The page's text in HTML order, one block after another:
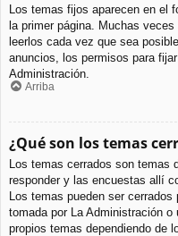
Los temas fijos aparecen en el
la primer página. Muchas
leerlos cada vez que sea
anuncios, los permisos para
Administración.
Arriba
¿Qué son los temas
Los temas cerrados son temas
responder y las encuestas allí
Los temas pueden ser
tomada por La Administración o
propios temas dependiendo de